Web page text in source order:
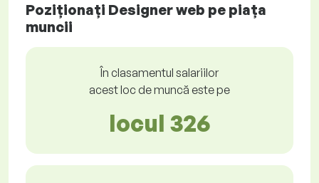
Poziționați Designer web pe piața
muncii
În clasamentul salariilor
acest loc de muncă este pe
locul 326